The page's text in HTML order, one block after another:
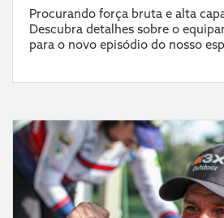
Procurando força bruta e alta
Descubra detalhes sobre o
para o novo episódio do nosso